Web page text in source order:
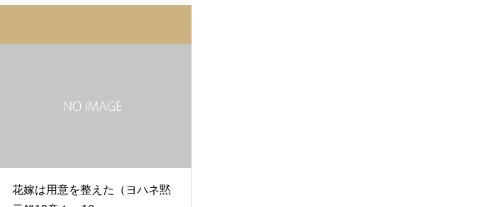
花嫁は用意を整えた（ヨハネ黙